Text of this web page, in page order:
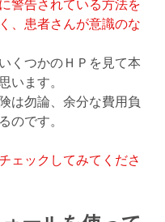
警告されている方法を
、患者さんが意識のな
くつかのＨＰを見て本
います。
は勿論、余分な費用負
のです。
ェックしてみてくださ